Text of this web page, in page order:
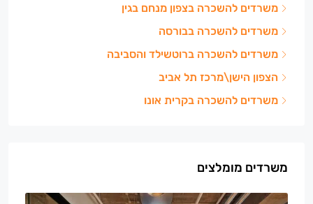
משרדים להשכרה בצפון מנחם בגין
משרדים להשכרה בבורסה
משרדים להשכרה ברוטשילד והסביבה
הצפון הישן\מרכז תל אביב
משרדים להשכרה בקרית אונו
משרדים מומלצים